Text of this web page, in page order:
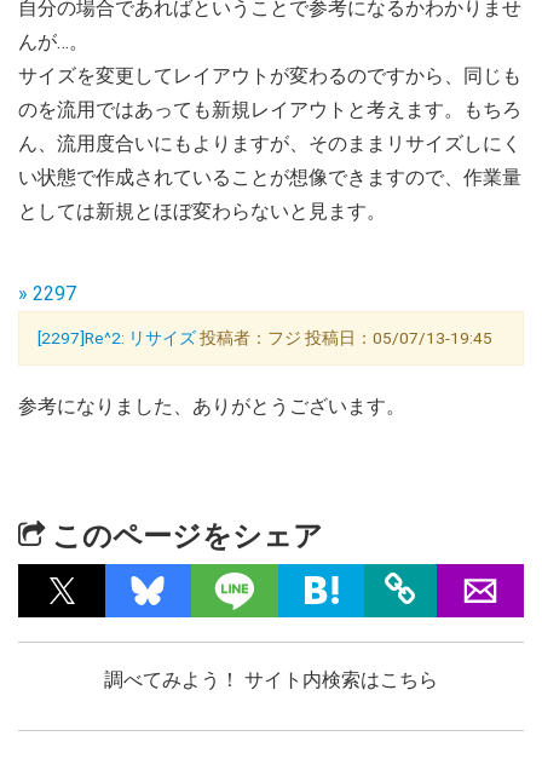
自分の場合であればということで参考になるかわかりませ
んが…。
サイズを変更してレイアウトが変わるのですから、同じも
のを流用ではあっても新規レイアウトと考えます。もちろ
ん、流用度合いにもよりますが、そのままリサイズしにく
い状態で作成されていることが想像できますので、作業量
としては新規とほぼ変わらないと見ます。
» 2297
[2297]Re^2: リサイズ投稿者：フジ 投稿日：05/07/13-19:45
参考になりました、ありがとうございます。
このページをシェア
調べてみよう！ サイト内検索はこちら